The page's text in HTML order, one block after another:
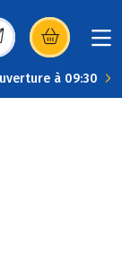
dans une
à 09:30